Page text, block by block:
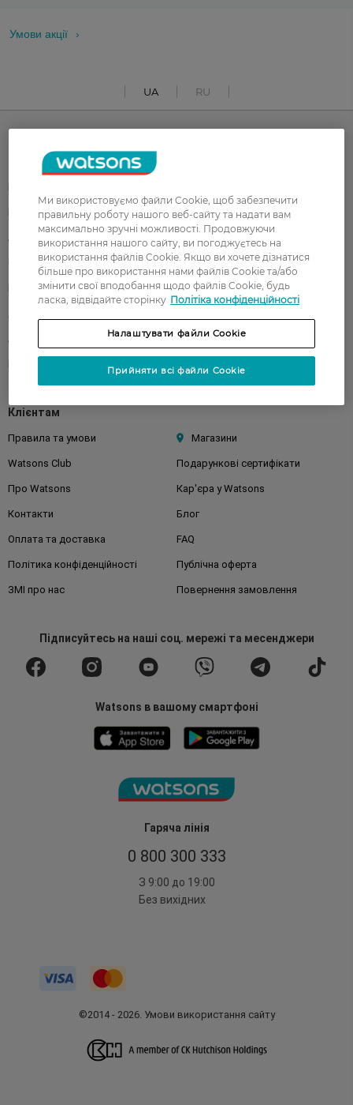
Умови акції
UA RU
Гаряча лінія
0 800 300 333
З 9:00 до 19:00
Без вихідних
Каталог
Парфуми Здоров'я
Акції
Обличчя Тіло
Подарунки Діти
Аксесуари Дерматокосметика
Клієнтам
Правила та умови Магазини
Watsons Club Подарункові сертифікати
Про Watsons Кар'єра у Watsons
Контакти Блог
Оплата та доставка FAQ
Політика конфіденційності Публічна оферта
ЗМІ про нас Повернення замовлення
Підписуйтесьна наші соц. мережі та месенджери
Watsons в вашому смартфоні
©2014 - 2026. Умови використання сайту
Ми використовуємо файли Cookie, щоб забезпечити
правильну роботу нашого веб-сайту та надати вам
максимально зручні можливості. Продовжуючи
використання нашого сайту, ви погоджуєтесь на
використання файлів Cookie. Якщо ви хочете дізнатися
більше про використання нами файлів Cookie та/або
змінити свої вподобання щодо файлів Cookie, будь
ласка, відвідайте сторінку Політіка конфіденційності
Налаштувати файли Cookie
Прийняти всі файли Cookie